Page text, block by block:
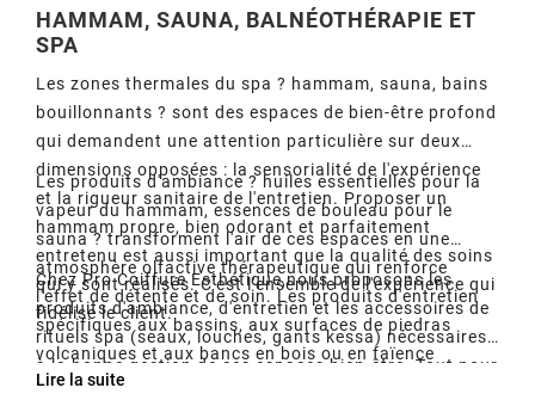
HAMMAM, SAUNA, BALNÉOTHÉRAPIE ET
SPA
Les zones thermales du spa ? hammam, sauna, bains
bouillonnants ? sont des espaces de bien-être profond
qui demandent une attention particulière sur deux
dimensions opposées : la sensorialité de l'expérience
et la rigueur sanitaire de l'entretien. Proposer un
hammam propre, bien odorant et parfaitement
entretenu est aussi important que la qualité des soins
qui y sont réalisés. C'est l'ensemble de l'expérience qui
fidélise le client.
Les produits d'ambiance ? huiles essentielles pour la
vapeur du hammam, essences de bouleau pour le
sauna ? transforment l'air de ces espaces en une
atmosphère olfactive thérapeutique qui renforce
l'effet de détente et de soin. Les produits d'entretien
spécifiques aux bassins, aux surfaces de piedras
volcaniques et aux bancs en bois ou en faïence
garantissent une propreté hygiénique adaptée à
Chez Pro Coiffure Esthétique,nous proposons les
produits d'ambiance, d'entretien et les accessoires de
rituels spa (seaux, louches, gants kessa) nécessaires
à la bonne gestion de ces espaces bien-être. Tout pour
Lire la suite